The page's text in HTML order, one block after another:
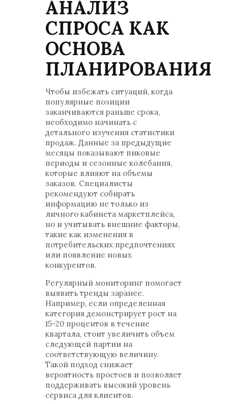
АНАЛИЗ
СПРОСА КАК
ОСНОВА
ПЛАНИРОВАНИЯ
Чтобы избежать ситуаций, когда
популярные позиции
заканчиваются раньше срока,
необходимо начинать с
детального изучения статистики
продаж. Данные за предыдущие
месяцы показывают пиковые
периоды и сезонные колебания,
которые влияют на объемы
заказов. Специалисты
рекомендуют собирать
информацию не только из
личного кабинета маркетплейса,
но и учитывать внешние факторы,
такие как изменения в
потребительских предпочтениях
или появление новых
конкурентов.
Регулярный мониторинг помогает
выявить тренды заранее.
Например, если определенная
категория демонстрирует рост на
15-20 процентов в течение
квартала, стоит увеличить объем
следующей партии на
соответствующую величину.
Такой подход снижает
вероятность простоев и позволяет
поддерживать высокий уровень
сервиса для клиентов.